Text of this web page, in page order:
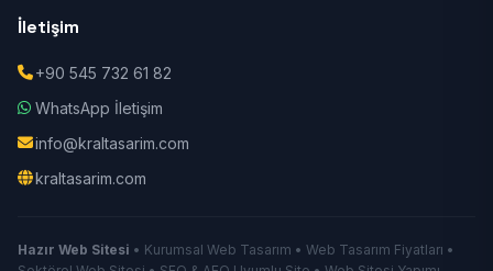
İletişim
+90 545 732 61 82
WhatsApp İletişim
info@kraltasarim.com
kraltasarim.com
Hazır Web Sitesi • Kurumsal Web Tasarım • Web Tasarım Fiyatları •